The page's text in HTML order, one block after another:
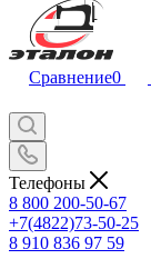
Сравнение0
Телефоны
8 800 200-50-67
+7(4822)73-50-25
8 910 836 97 59